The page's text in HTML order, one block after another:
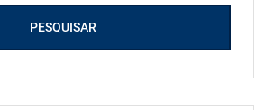
PESQUISAR